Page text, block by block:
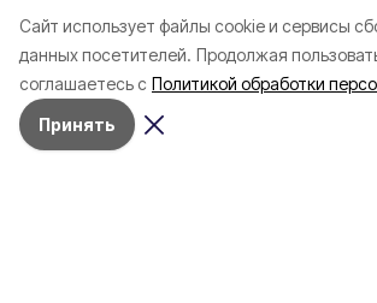
Cайт использует файлы cookie и сервисы
данных посетителей. Продолжая
соглашаетесь с Политикой обработки
Принять
Белгородской области с
начала года
в